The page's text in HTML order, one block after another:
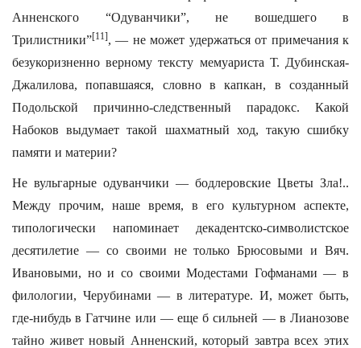
Анненского “Одуванчики”, не вошедшего в
Трилистники”[11], — не может удержаться от примечания к
безукоризненно верному тексту мемуариста Т. Дубинская-
Джалилова, попавшаяся, словно в капкан, в созданный
Подольской причинно-следственный парадокс. Какой
Набоков выдумает такой шахматный ход, такую сшибку
памяти и материи?
Не вульгарные одуванчики — бодлеровские Цветы Зла!..
Между прочим, наше время, в его культурном аспекте,
типологически напоминает декадентско-символистское
десятилетие — со своими не только Брюсовыми и Вяч.
Ивановыми, но и со своими Модестами Гофманами — в
филологии, Черубинами — в литературе. И, может быть,
где-нибудь в Гатчине или — еще б сильней — в Лианозове
тайно живет новый Анненский, который завтра всех этих